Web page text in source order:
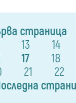
страница
13 14
17 18
21 22